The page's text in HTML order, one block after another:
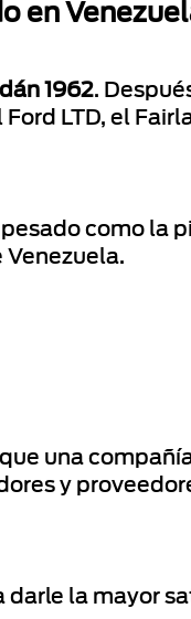
en
1962.
LTD, el
como la
una
y
darle la mayor